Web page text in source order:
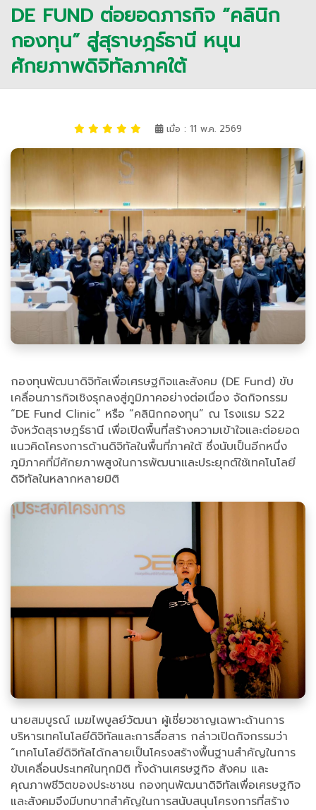
DE FUND ต่อยอดภารกิจ ”คลินิก
กองทุน” สู่สุราษฎร์ธานี หนุน
ศักยภาพดิจิทัลภาคใต้
เมื่อ : 11 พ.ค. 2569
กองทุนพัฒนาดิจิทัลเพื่อเศรษฐกิจและสังคม (DE Fund) ขับ
เคลื่อนภารกิจเชิงรุกลงสู่ภูมิภาคอย่างต่อเนื่อง จัดกิจกรรม
“DE Fund Clinic” หรือ “คลินิกกองทุน” ณ โรงแรม S22
จังหวัดสุราษฎร์ธานี เพื่อเปิดพื้นที่สร้างความเข้าใจและต่อยอด
แนวคิดโครงการด้านดิจิทัลในพื้นที่ภาคใต้ ซึ่งนับเป็นอีกหนึ่ง
ภูมิภาคที่มีศักยภาพสูงในการพัฒนาและประยุกต์ใช้เทคโนโลยี
ดิจิทัลในหลากหลายมิติ
นายสมบูรณ์ เมฆไพบูลย์วัฒนา ผู้เชี่ยวชาญเฉพาะด้านการ
บริหารเทคโนโลยีดิจิทัลและการสื่อสาร กล่าวเปิดกิจกรรมว่า
“เทคโนโลยีดิจิทัลได้กลายเป็นโครงสร้างพื้นฐานสำคัญในการ
ขับเคลื่อนประเทศในทุกมิติ ทั้งด้านเศรษฐกิจ สังคม และ
คุณภาพชีวิตของประชาชน กองทุนพัฒนาดิจิทัลเพื่อเศรษฐกิจ
และสังคมจึงมีบทบาทสำคัญในการสนับสนุนโครงการที่สร้าง